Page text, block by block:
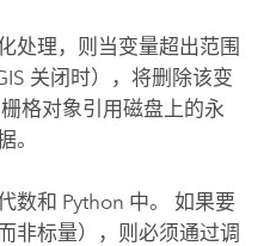
处理，则当变量超出范围
关闭时），将删除该变
格对象引用磁盘上的永
。
数和 Python 中。 如果要
非标量），则必须通过调